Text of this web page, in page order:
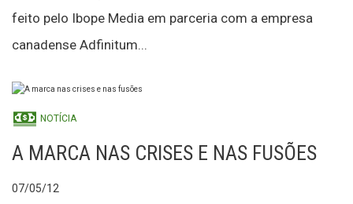
feito pelo Ibope Media em parceria com a empresa
canadense Adfinitum...
NOTÍCIA
A MARCA NAS CRISES E NAS FUSÕES
07/05/12